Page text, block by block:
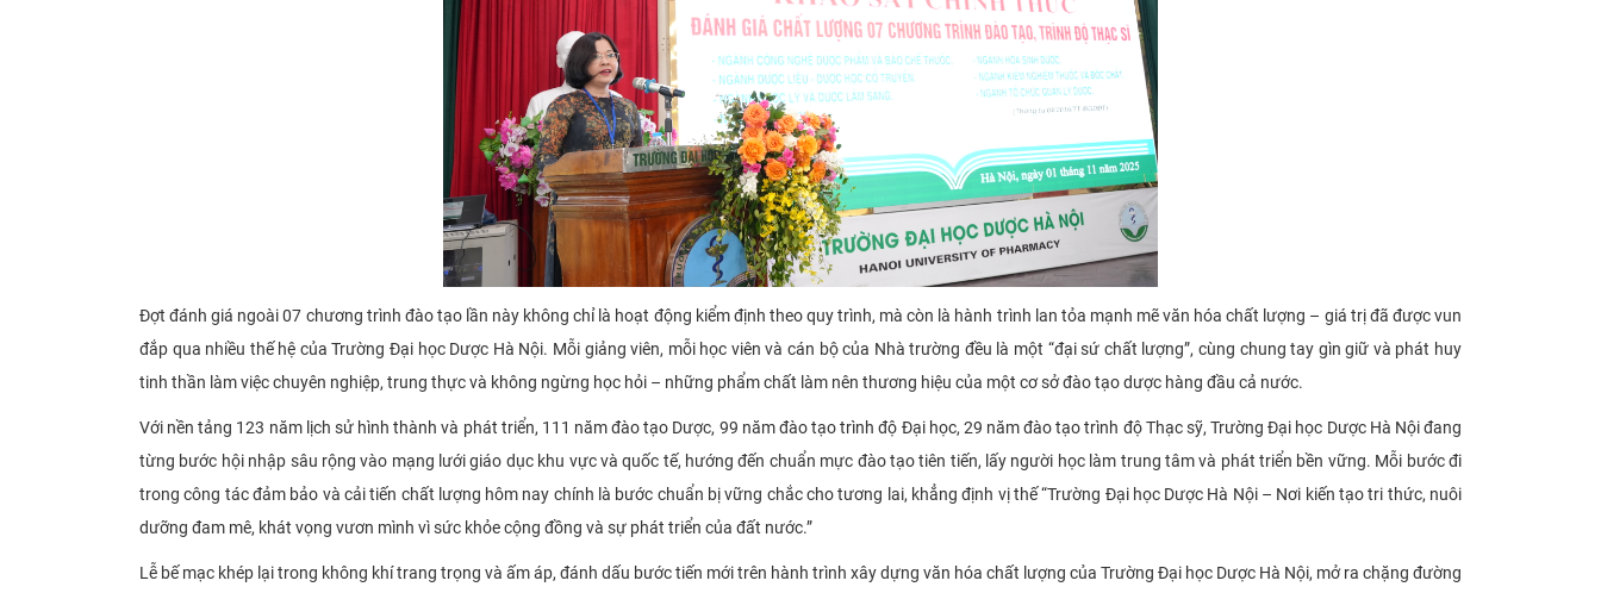
Đợt đánh giá ngoài 07 chương trình đào tạo lần này không chỉ là hoạt động kiểm định theo quy trình, mà còn là hành trình lan tỏa mạnh mẽ văn hóa chất lượng – giá trị đã được vun
đắp qua nhiều thế hệ của Trường Đại học Dược Hà Nội. Mỗi giảng viên, mỗi học viên và cán bộ của Nhà trường đều là một “đại sứ chất lượng”, cùng chung tay gìn giữ và phát huy
tinh thần làm việc chuyên nghiệp, trung thực và không ngừng học hỏi – những phẩm chất làm nên thương hiệu của một cơ sở đào tạo dược hàng đầu cả nước.
Với nền tảng 123 năm lịch sử hình thành và phát triển, 111 năm đào tạo Dược, 99 năm đào tạo trình độ Đại học, 29 năm đào tạo trình độ Thạc sỹ, Trường Đại học Dược Hà Nội đang
từng bước hội nhập sâu rộng vào mạng lưới giáo dục khu vực và quốc tế, hướng đến chuẩn mực đào tạo tiên tiến, lấy người học làm trung tâm và phát triển bền vững. Mỗi bước đi
trong công tác đảm bảo và cải tiến chất lượng hôm nay chính là bước chuẩn bị vững chắc cho tương lai, khẳng định vị thế “Trường Đại học Dược Hà Nội – Nơi kiến tạo tri thức, nuôi
dưỡng đam mê, khát vọng vươn mình vì sức khỏe cộng đồng và sự phát triển của đất nước.”
Lễ bế mạc khép lại trong không khí trang trọng và ấm áp, đánh dấu bước tiến mới trên hành trình xây dựng văn hóa chất lượng của Trường Đại học Dược Hà Nội, mở ra chặng đường